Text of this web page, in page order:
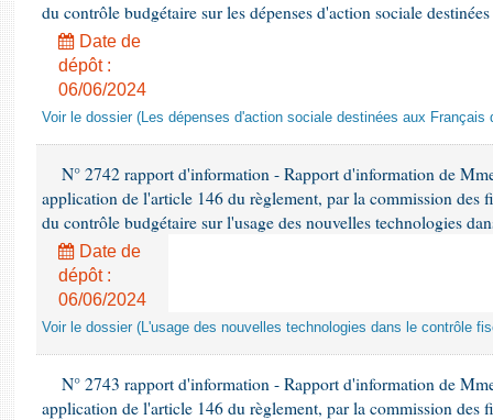
du contrôle budgétaire sur les dépenses d'action sociale
Date de
dépôt :
06/06/2024
Voir le dossier (Les dépenses d'action sociale destinées aux Français
N° 2742 rapport d'information - Rapport d'information de
application de l'article 146 du règlement, par la commission des
du contrôle budgétaire sur l'usage des nouvelles technologies
Date de
dépôt :
06/06/2024
Voir le dossier (L'usage des nouvelles technologies dans le contrôle
N° 2743 rapport d'information - Rapport d'information de
application de l'article 146 du règlement, par la commission des